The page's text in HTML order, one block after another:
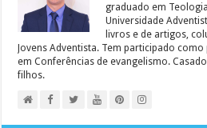
graduado em
Universidade
livros e de artigos,
Jovens Adventista. Tem participado
em Conferências de evangelismo.
filhos.